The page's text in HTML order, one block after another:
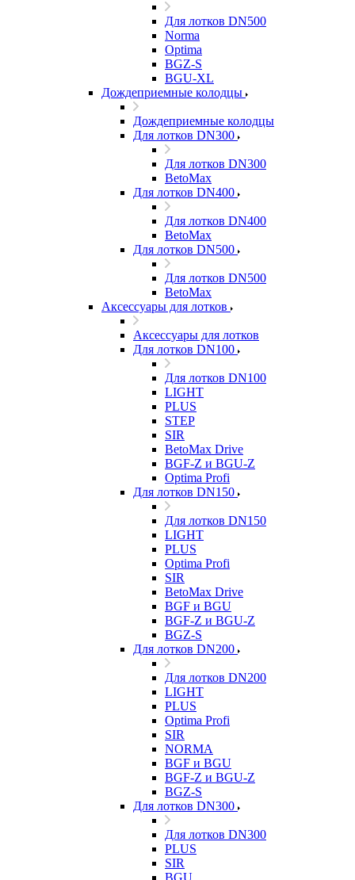
Для лотков DN500
Norma
Optima
BGZ-S
BGU-XL
Дождеприемные колодцы
Дождеприемные колодцы
Для лотков DN300
Для лотков DN300
BetoMax
Для лотков DN400
Для лотков DN400
BetoMax
Для лотков DN500
Для лотков DN500
BetoMax
Аксессуары для лотков
Аксессуары для лотков
Для лотков DN100
Для лотков DN100
LIGHT
PLUS
STEP
SIR
BetoMax Drive
BGF-Z и BGU-Z
Optima Profi
Для лотков DN150
Для лотков DN150
LIGHT
PLUS
Optima Profi
SIR
BetoMax Drive
BGF и BGU
BGF-Z и BGU-Z
BGZ-S
Для лотков DN200
Для лотков DN200
LIGHT
PLUS
Optima Profi
SIR
NORMA
BGF и BGU
BGF-Z и BGU-Z
BGZ-S
Для лотков DN300
Для лотков DN300
PLUS
SIR
BGU